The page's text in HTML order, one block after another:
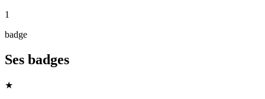
1
badge
Ses badges
★